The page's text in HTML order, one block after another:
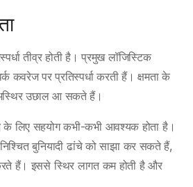
तीव्र होती है। प्रमुख लॉजिस्टिक
कवरेज पर प्रतिस्पर्धा करती हैं। क्षमता के
उछाल आ सकते हैं।
के लिए सहयोग कभी-कभी आवश्यक होता है।
बुनियादी ढांचे को साझा कर सकते हैं,
हैं। इससे स्थिर लागत कम होती है और